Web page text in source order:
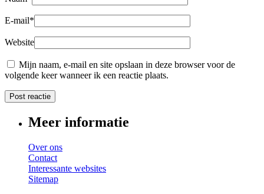
E-mail*
Website
Mijn naam, e-mail en site opslaan in deze browser voor de
volgende keer wanneer ik een reactie plaats.
Meer informatie
Over ons
Contact
Interessante websites
Sitemap